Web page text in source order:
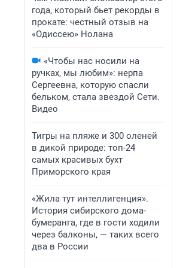
года, который бьет рекорды в
прокате: честный отзыв на
«Одиссею» Нолана
«Чтобы нас носили на
ручках, мы любим»: нерпа
Сергеевна, которую спасли
бельком, стала звездой Сети.
Видео
Тигры на пляже и 300 оленей
в дикой природе: топ-24
самых красивых бухт
Приморского края
«Жила тут интеллигенция».
История сибирского дома-
бумеранга, где в гости ходили
через балконы, — таких всего
два в России